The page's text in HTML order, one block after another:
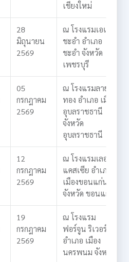
เชียงใหม่
28
มิถุนายน
2569
ณ โรงแรมเอเชีย
ชะอำ อำเภอ
ชะอำ จังหวัด
เพชรบุรี
05
กรกฎาคม
2569
ณ โรงแรมลาย
ทอง อำเภอ เมือง
อุบลราชธานี
จังหวัด
อุบลราชธานี
12
กรกฎาคม
2569
ณ โรงแรมเลอ
แคสเซีย อำเภอ
เมืองขอนแก่น
จังหวัด ขอนแก่น
19
กรกฎาคม
2569
ณ โรงแรม
ฟอร์จูน ริเวอร์วิว
อำเภอ เมือง
นครพนม จังหวัด